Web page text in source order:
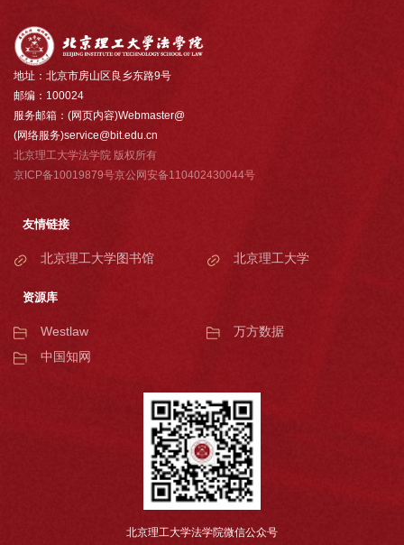
地址：北京市房山区良乡东路9号
邮编：100024
服务邮箱：(网页内容)Webmaster@
(网络服务)service@bit.edu.cn
北京理工大学法学院 版权所有
京ICP备10019879号京公网安备110402430044号
友情链接
北京理工大学图书馆 北京理工大学
资源库
Westlaw
万方数据
中国知网
北京理工大学法学院微信公众号